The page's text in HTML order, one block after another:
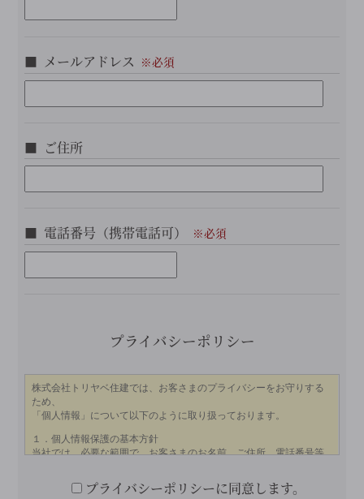
メールアドレス
ご住所
電話番号（携帯電話可）
プライバシーポリシー
プライバシーポリシーに同意します。